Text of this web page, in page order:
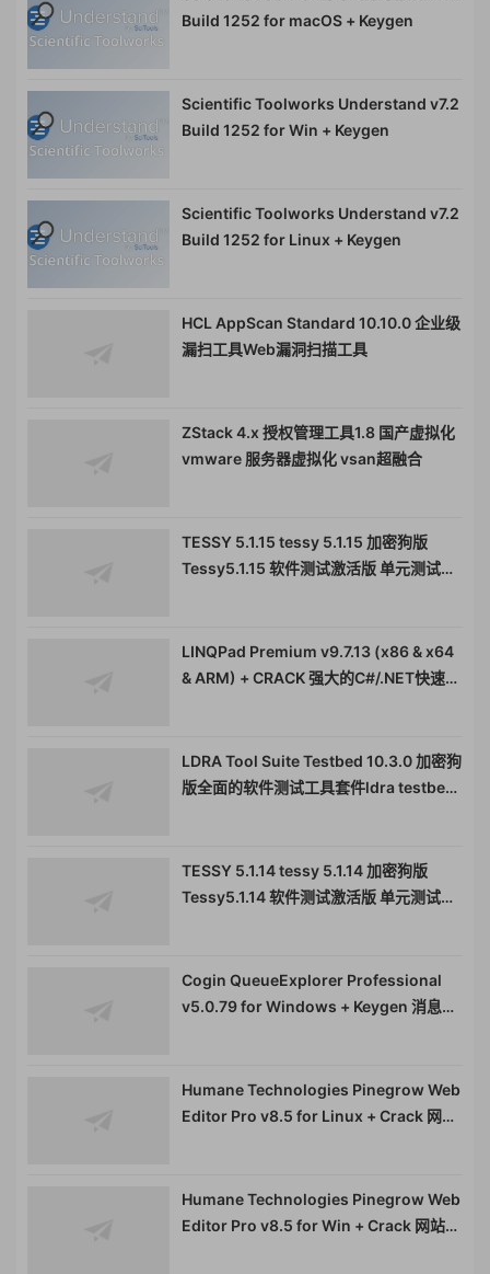
Build 1252 for macOS + Keygen
Scientific Toolworks Understand v7.2
Build 1252 for Win + Keygen
Scientific Toolworks Understand v7.2
Build 1252 for Linux + Keygen
HCL AppScan Standard 10.10.0 企业级
漏扫工具Web漏洞扫描工具
ZStack 4.x 授权管理工具1.8 国产虚拟化
vmware 服务器虚拟化 vsan超融合
TESSY 5.1.15 tessy 5.1.15 加密狗版
Tessy5.1.15 软件测试激活版 单元测试集
LINQPad Premium v9.7.13 (x86 & x64
& ARM) + CRACK 强大的C#/.NET快速脚
LDRA Tool Suite Testbed 10.3.0 加密狗
版全面的软件测试工具套件ldra testbed
TESSY 5.1.14 tessy 5.1.14 加密狗版
Tessy5.1.14 软件测试激活版 单元测试集
Cogin QueueExplorer Professional
v5.0.79 for Windows + Keygen 消息队
Humane Technologies Pinegrow Web
Editor Pro v8.5 for Linux + Crack 网站
Humane Technologies Pinegrow Web
Editor Pro v8.5 for Win + Crack 网站布